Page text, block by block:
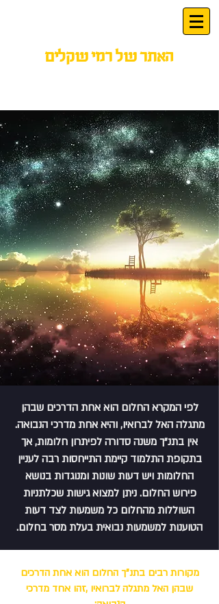
האתר של רמי שקלים
לפי המקרא החלום הוא אחת הדרכים שבהן
מתגלה האל לברואיו, והיא אחת מדרכי הנבואה.
אין בתנ"ך משנה סדורה לפיתרון חלומות, אך
בתקופת התלמוד קיימת התייחסות רבה לעניין
החלומות ויש דעות שונות ומנוגדות בנושא
פירוש החלום. ניתן למצוא גישות שכלתניות
השוללות מהחלום כל משמעות לצד דעות
הטוענות למשמעות נבואית בעלת מסר בחלום.
מקורות רבים בתנ"ך החלום הוא אחת הדרכים
שבהן האל מתגלה לברואיו ,זהו אחד מדרכי